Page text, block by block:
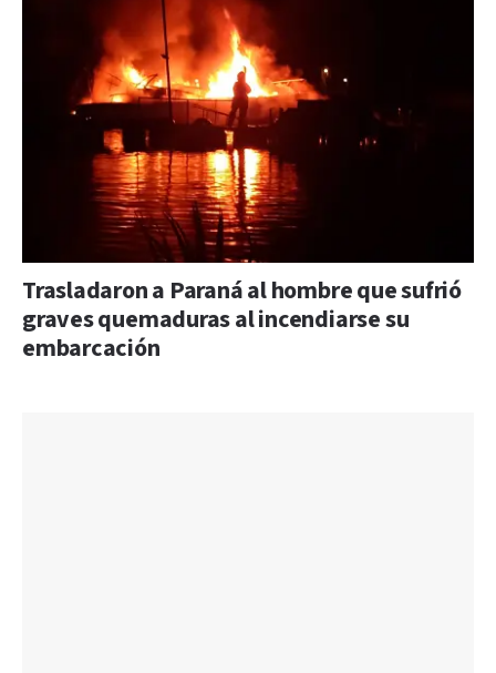
Trasladaron a Paraná al hombre que sufrió
graves quemaduras al incendiarse su
embarcación